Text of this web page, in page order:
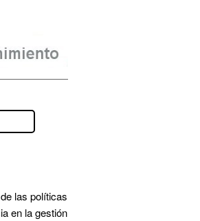
las políticas
en la gestión